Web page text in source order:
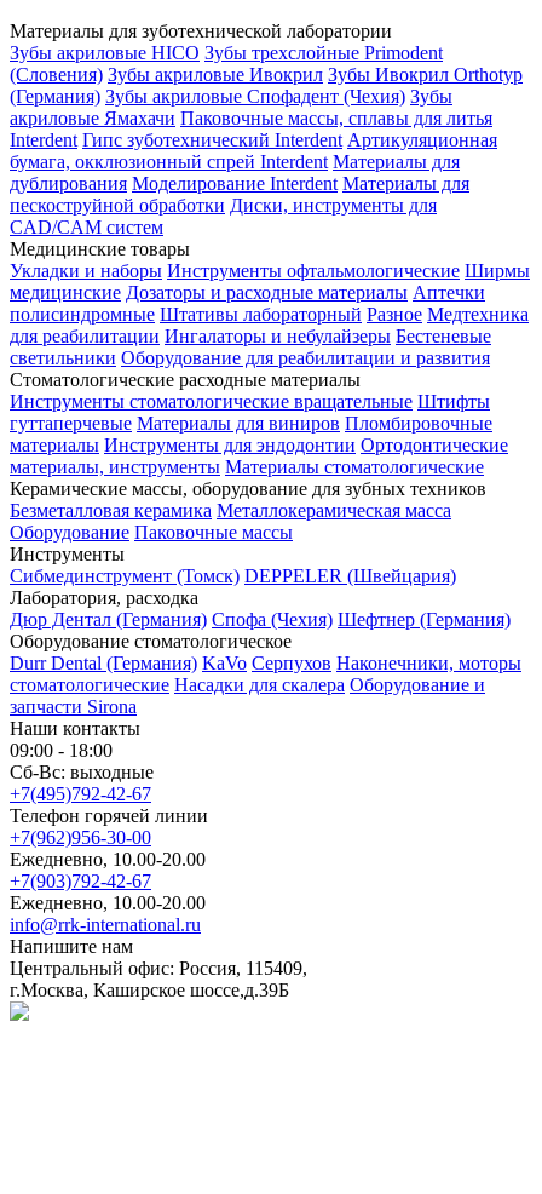
Материалы для зуботехнической лаборатории
Зубы акриловые HICO Зубы трехслойные Primodent
(Словения) Зубы акриловые Ивокрил Зубы Ивокрил Orthotyp
(Германия) Зубы акриловые Спофадент (Чехия) Зубы
акриловые Ямахачи Паковочные массы, сплавы для литья
Interdent Гипс зуботехнический Interdent Артикуляционная
бумага, окклюзионный спрей Interdent Материалы для
дублирования Моделирование Interdent Материалы для
пескоструйной обработки Диски, инструменты для
CAD/CAM систем
Медицинские товары
Укладки и наборы Инструменты офтальмологические Ширмы
медицинские Дозаторы и расходные материалы Аптечки
полисиндромные Штативы лабораторный Разное Медтехника
для реабилитации Ингалаторы и небулайзеры Бестеневые
светильники Оборудование для реабилитации и развития
Стоматологические расходные материалы
Инструменты стоматологические вращательные Штифты
гуттаперчевые Материалы для виниров Пломбировочные
материалы Инструменты для эндодонтии Ортодонтические
материалы, инструменты Материалы стоматологические
Керамические массы, оборудование для зубных техников
Безметалловая керамика Металлокерамическая масса
Оборудование Паковочные массы
Инструменты
Cибмединструмент (Томск) DEPPELER (Швейцария)
Лаборатория, расходка
Дюр Дентал (Германия) Спофа (Чехия) Шефтнер (Германия)
Оборудование стоматологическое
Durr Dental (Германия) KaVo Серпухов Наконечники, моторы
стоматологические Насадки для скалера Оборудование и
запчасти Sirona
Наши контакты
09:00 - 18:00
Сб-Вс: выходные
+7(495)792-42-67
Телефон горячей линии
+7(962)956-30-00
Ежедневно, 10.00-20.00
+7(903)792-42-67
Ежедневно, 10.00-20.00
info@rrk-international.ru
Напишите нам
Центральный офис: Россия, 115409,
г.Москва, Каширское шоссе,д.39Б